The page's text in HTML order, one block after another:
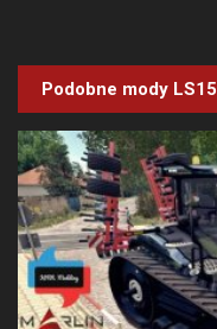
Podobne mody LS15